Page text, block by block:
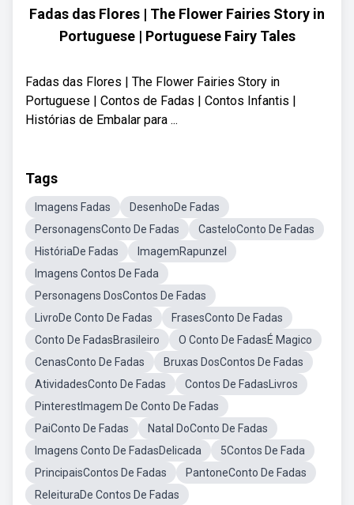
Fadas das Flores | The Flower Fairies Story in
Portuguese | Portuguese Fairy Tales
Fadas das Flores | The Flower Fairies Story in
Portuguese | Contos de Fadas | Contos Infantis |
Histórias de Embalar para ...
Tags
Imagens Fadas
DesenhoDe Fadas
PersonagensConto De Fadas
CasteloConto De Fadas
HistóriaDe Fadas
ImagemRapunzel
Imagens Contos De Fada
Personagens DosContos De Fadas
LivroDe Conto De Fadas
FrasesConto De Fadas
Conto De FadasBrasileiro
O Conto De FadasÉ Magico
CenasConto De Fadas
Bruxas DosContos De Fadas
AtividadesConto De Fadas
Contos De FadasLivros
PinterestImagem De Conto De Fadas
PaiConto De Fadas
Natal DoConto De Fadas
Imagens Conto De FadasDelicada
5Contos De Fada
PrincipaisContos De Fadas
PantoneConto De Fadas
ReleituraDe Contos De Fadas